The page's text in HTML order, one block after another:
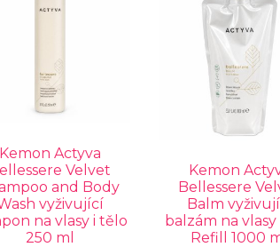
Kemon Actyva
Velvet
and Body
vyživující
na vlasy i tělo
250 ml
Kemon
Bellessere
Balm
balzám na
Refill 1000